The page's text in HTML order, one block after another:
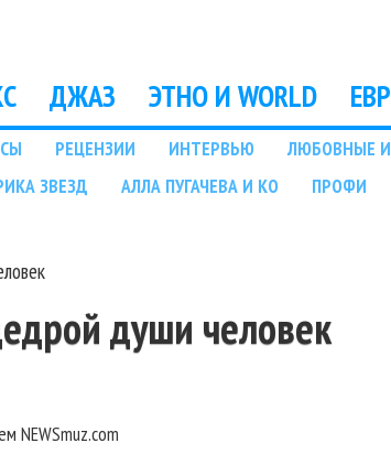
ДЖАЗ ЭТНО И WORLD
РЕЦЕНЗИИ ИНТЕРВЬЮ ЛЮБОВНЫЕ
ЗВЕЗД АЛЛА ПУГАЧЕВА И КО ПРОФИ
души человек
NEWSmuz.com